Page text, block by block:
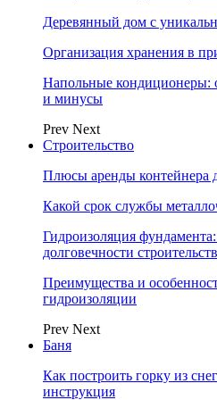
Деревянный дом с
Организация хранения в
Напольные кондиционеры:
и минусы
Prev Next
Строительство
Плюсы аренды контейнера
Какой срок службы
Гидроизоляция
долговечности
Преимущества и
гидроизоляции
Prev Next
Баня
Как построить горку из
инструкция